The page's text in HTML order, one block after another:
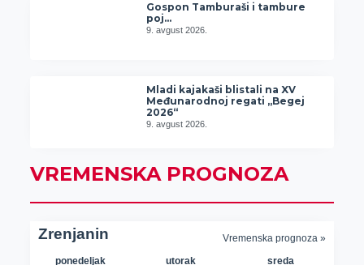
Gospon Tamburaši i tambure
poj…
9. avgust 2026.
Mladi kajakaši blistali na XV
Međunarodnoj regati „Begej
2026“
9. avgust 2026.
VREMENSKA PROGNOZA